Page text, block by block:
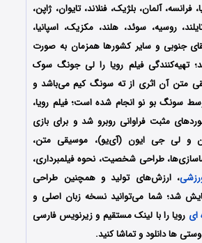
فرانسه، آلمان، بلژیک، فنلاند، تایوان، ژاپن،
روسیه، سوئد، هلند، مکزیک، اسپانیا،
جنوبی و سایر کشورها همزمان به صورت
تهیه‌کنندگی فیلم رویا را لی جونگ سوک
متن آن اثری از ته سونگ کیم می‌باشد و
سونگ بو نو انجام شده است؛ فیلم رویا،
مثبت فراوانی روبرو شد و برای بازی
و لی جی ایون (آی‌یو)، موسیقی متن،
طراحی شخصیت، نحوه فیلمبرداری،
، ارزش‌های تولید و همچنین طراحی
شد؛ شما می‌توانید نسخه زبان اصلی و
ای رویا را با ‌لینک مستقیم و زیرنویس فارسی
ها دانلود و تماشا کنید.